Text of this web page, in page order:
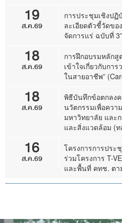
19
ส.ค.69
การประชุมเชิงปฏิ
ละเอียดตัวชี้วัดขอ
จัดการแร่ ฉบับที่ 3”
18
ส.ค.69
การฝึกอบรมหลักสู
เข้าใจเกี่ยวกับกา
ในสายอาชีพ”
18
ส.ค.69
พิธีบันทึกข้อตกลง
นวัตกรรมเพื่อควา
มหาวิทยาลัย และ
และสิ่งแวดล้อม (ท
16
ส.ค.69
โครงการการประ
ร่วมโครงการ T-
และพื้นที่ คทช. ตา